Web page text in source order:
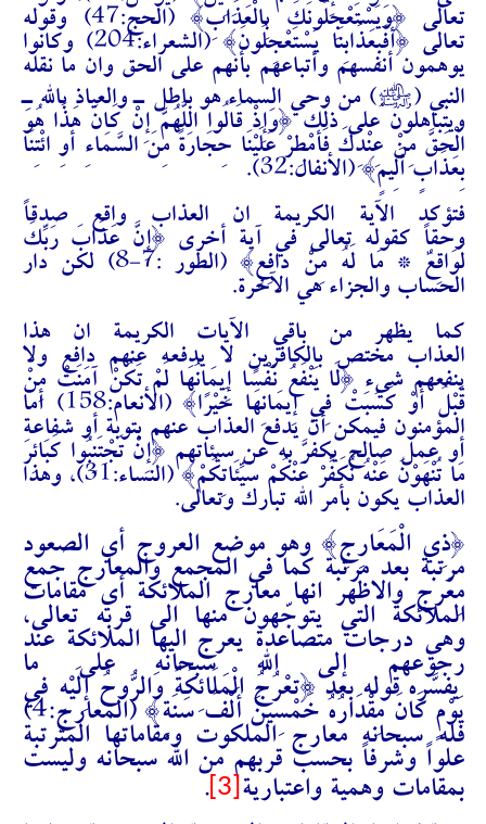
تعالى {وَيَسْتَعْجِلُونَكَ بِالْعَذَابِ} (الحج:47) وقوله
تعالى {أَفَبِعَذَابِنَا يَسْتَعْجِلُونَ} (الشعراء:204) وكانوا
يوهمون أنفسهم وأتباعهم بأنهم على الحق وان ما نقله
النبي (J) من وحي السماء هو باطل ـ والعياذ بالله ـ
ويتباهلون على ذلك {وَإِذْ قَالُوا اللَّهُمَّ إِنْ كَانَ هَذَا هُوَ
الْحَقَّ مِنْ عِنْدِكَ فَأَمْطِرْ عَلَيْنَا حِجَارَةً مِنَ السَّمَاءِ أَوِ ائْتِنَا
بِعَذَابٍ أَلِيمٍ} (الأنفال:32).
فتؤكد الآية الكريمة ان العذاب واقع صدقاً
وحقاً كقوله تعالى في آية أخرى {إِنَّ عَذَابَ رَبِّكَ
لَوَاقِعٌ * مَا لَهُ مِنْ دَافِعٍ} (الطور :7-8) لكن دار
الحساب والجزاء هي الآخرة.
كما يظهر من باقي الآيات الكريمة ان هذا
العذابمختص بالكافرين لا يدفعه عنهم دافع ولا
ينفعهم شيء {لَا يَنْفَعُ نَفْسًا إِيمَانُهَا لَمْ تَكُنْ آمَنَتْ مِنْ
قَبْلُ أَوْ كَسَبَتْ فِي إِيمَانِهَا خَيْرًا} (الأنعام:158) أما
المؤمنون فيمكن أن يدفع العذاب عنهم بتوبة أو شفاعة
أو عمل صالح يكفرَّ به عن سيئاتهم {إِنْ تَجْتَنِبُوا كَبَائِرَ
مَا تُنْهَوْنَ عَنْهُ نُكَفِّرْ عَنْكُمْ سَيِّئَاتِكُمْ} (النساء:31)، وهذا
العذاب يكون بأمر الله تبارك وتعالى.
{ذِي الْمَعَارِجِ} وهو موضع العروج أي الصعود
مرتبة بعد مرتبة كما في المجمع والمعارج جمع
مِعَرج والاظهر انها معارج الملائكة أي مقامات
الملائكة التي يتوجّهون منها الى قربه تعالى،
وهي درجات متصاعدة يعرج اليها الملائكة عند
رجوعهم إلى الله سبحانه على ما
يفسّره قوله بعد {تَعْرُجُ الْمَلَائِكَةُ وَالرُّوحُ إِلَيْهِ فِي
يَوْمٍ كَانَ مِقْدَارُهُ خَمْسِينَ أَلْفَ سَنَةٍ} (المعارج:4)
فله سبحانه معارج الملكوت ومقاماتها المترتبة
علواً وشرفاً بحسب قربهم من الله سبحانه وليست
بمقامات وهمية واعتبارية[3]
.